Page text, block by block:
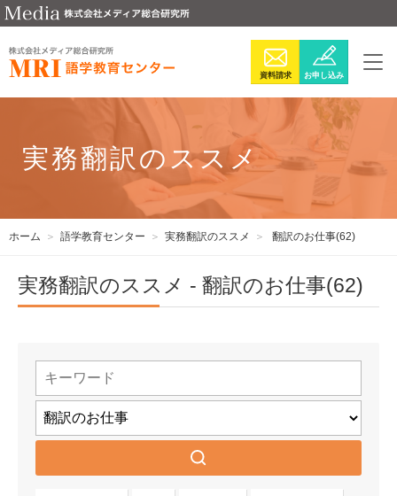
お申し込み
資料請求
実務翻訳のススメ
ホーム 語学教育センター 実務翻訳のススメ 翻訳のお仕事(62)
実務翻訳のススメ - 翻訳のお仕事(62)